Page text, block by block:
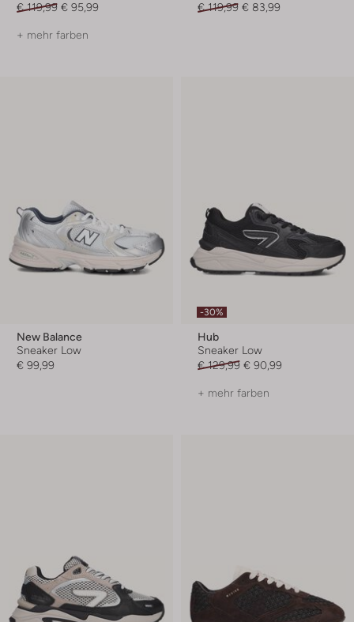
€ 119,99 € 95,99
+ mehr farben
€ 119,99 € 83,99
New Balance
Sneaker Low
€ 99,99
-30%
Hub
Sneaker Low
€ 129,99 € 90,99
+ mehr farben